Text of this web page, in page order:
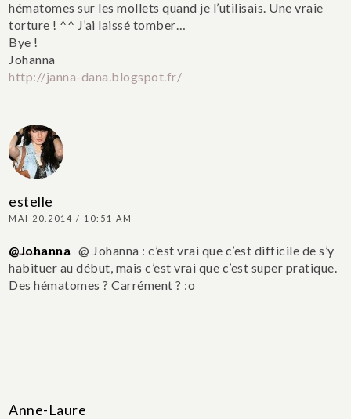
hématomes sur les mollets quand je l’utilisais. Une vraie
torture ! ^^ J’ai laissé tomber…
Bye !
Johanna
http://janna-dana.blogspot.fr/
estelle
MAI 20.2014 / 10:51 AM
@Johanna @ Johanna : c’est vrai que c’est difficile de s’y
habituer au début, mais c’est vrai que c’est super pratique.
Des hématomes ? Carrément ? :o
Anne-Laure